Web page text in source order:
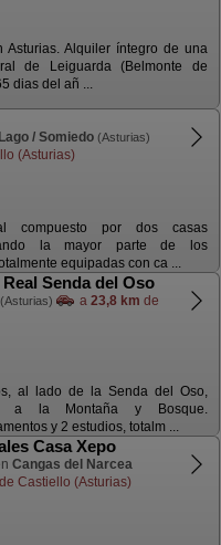
Asturias. Alquiler íntegro de una
de Leiguarda (Belmonte de
dias del añ ...
/ Somiedo (Asturias)
(Asturias)
compuesto por dos casas
la mayor parte de los
equipadas con ca ...
Senda del Oso
(Asturias) a 23,8 km de
al lado de la Senda del Oso,
a la Montaña y Bosque.
y 2 estudios, totalm ...
Casa Xepo
Cangas del Narcea
de Castiello (Asturias)